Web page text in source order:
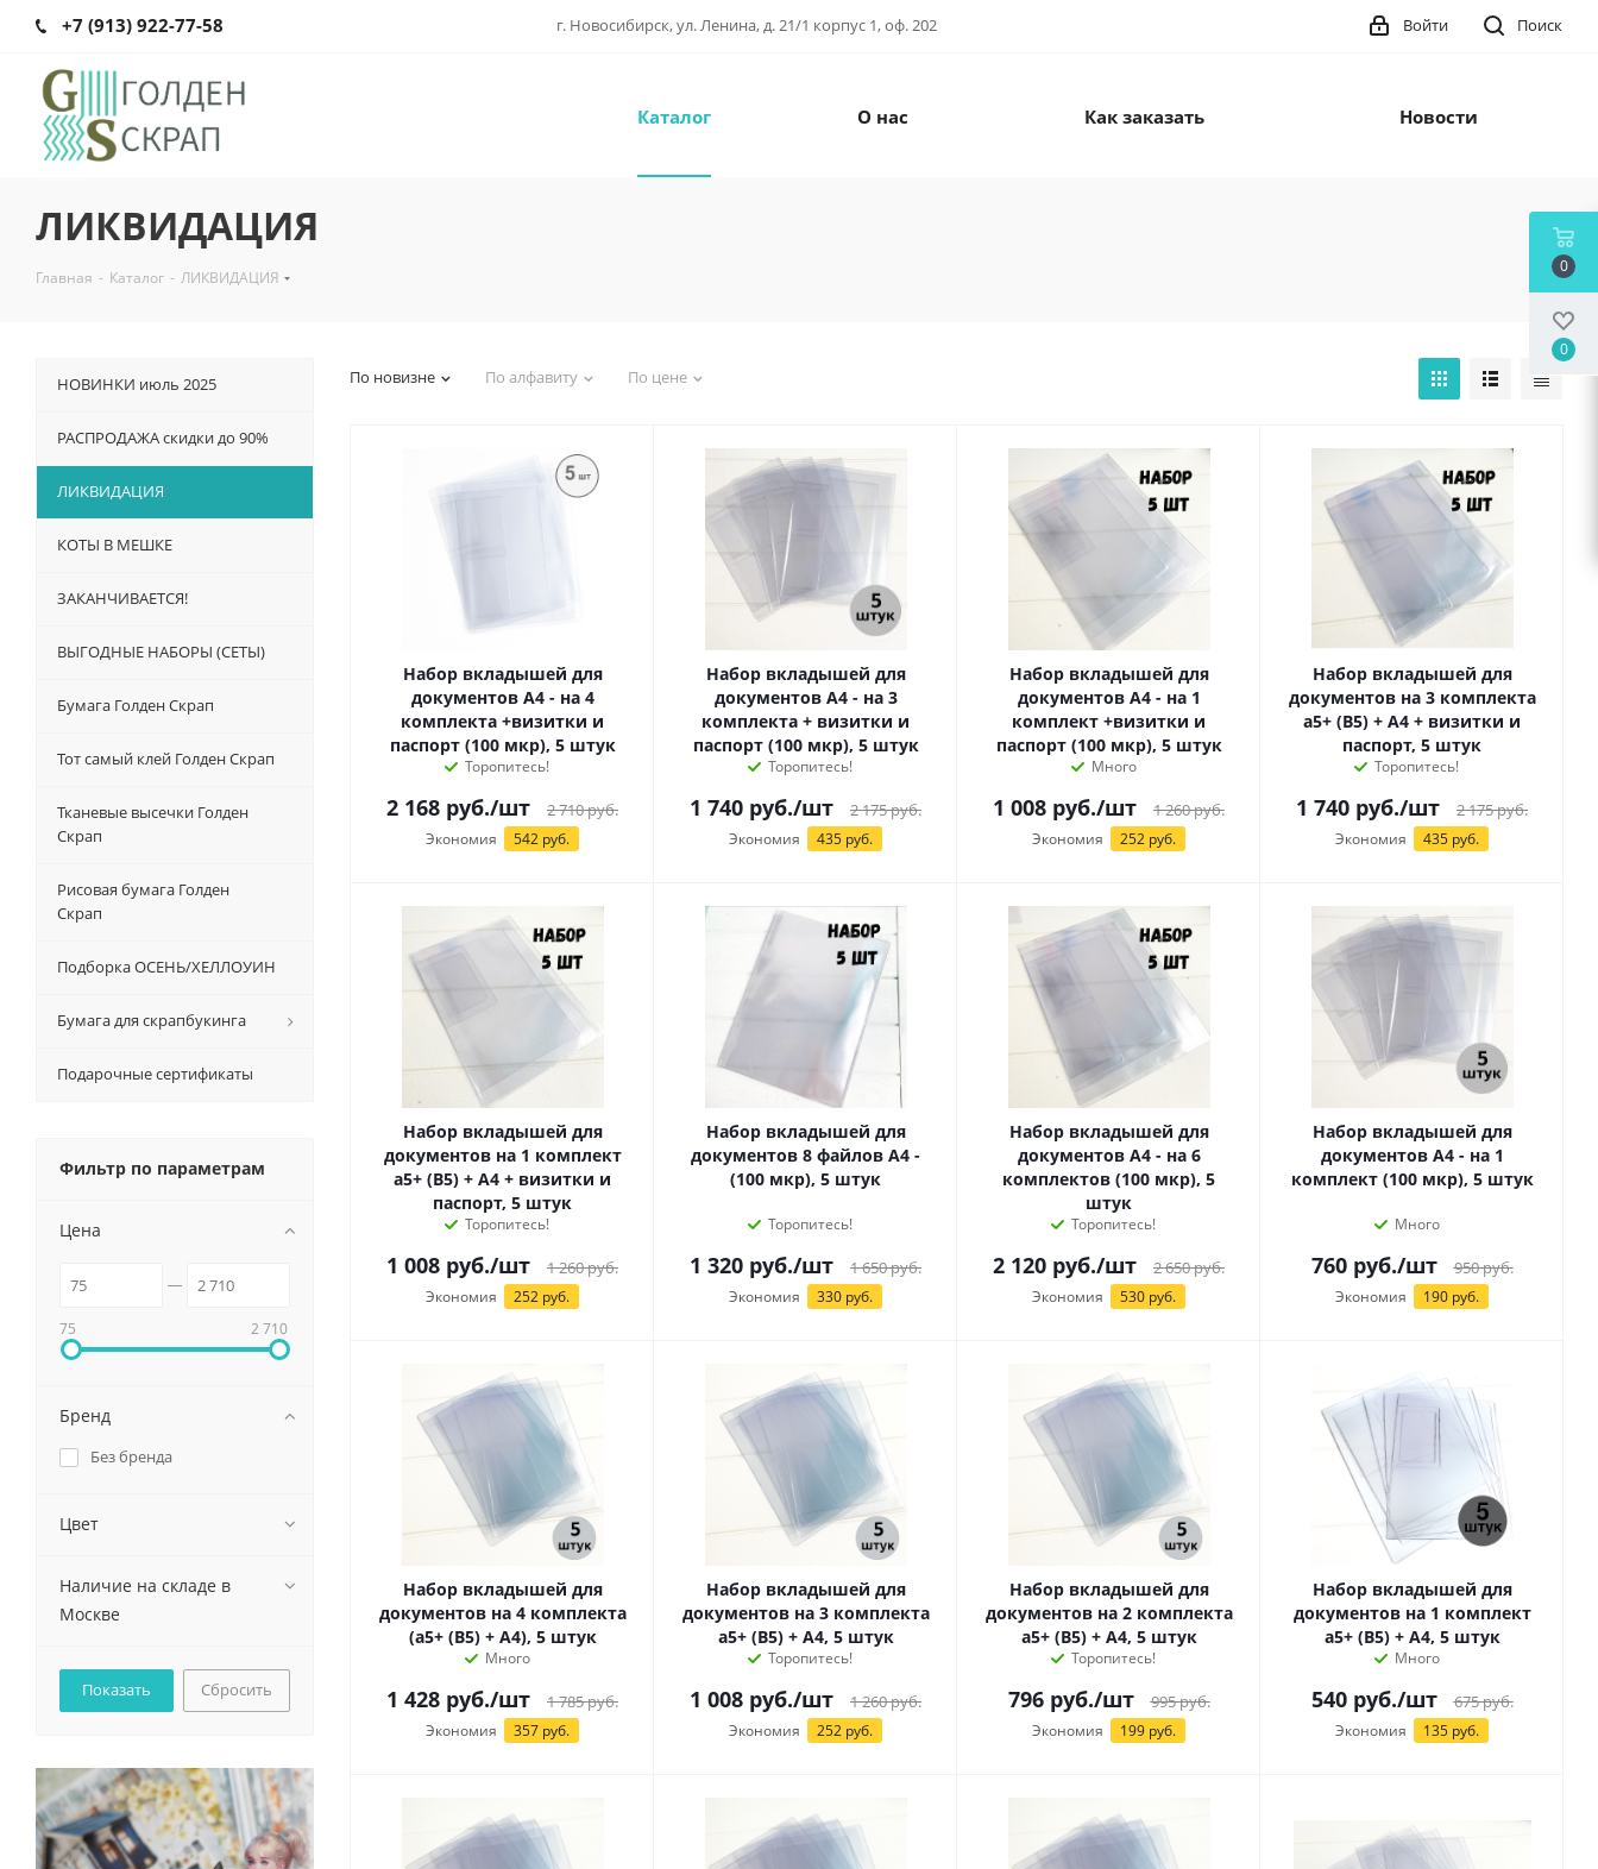
+7 (913) 922-77-58 г. Новосибирск, ул. Ленина, д. 21/1 корпус 1, оф. 202 Поиск
Войти
Каталог О нас Как заказать Новости
ЛИКВИДАЦИЯ
Главная - Каталог - ЛИКВИДАЦИЯ
По новизне По алфавиту По цене
Набор вкладышей для
документов А4 - на 4
комплекта +визитки и
паспорт (100 мкр), 5 штук
Торопитесь!
2 168 руб./шт 2 710руб.
Экономия 542 руб.
Набор вкладышей для
документов А4 - на 3
комплекта + визитки и
паспорт (100 мкр), 5 штук
Торопитесь!
1 740 руб./шт 2 175руб.
Экономия 435 руб.
Набор вкладышей для
документов А4 - на 1
комплект +визитки и
паспорт (100 мкр), 5 штук
Много
1 008 руб./шт 1 260руб.
Экономия 252 руб.
Набор вкладышей для
документов на 3 комплекта
а5+ (B5) + А4 + визитки и
паспорт, 5 штук
Торопитесь!
1 740 руб./шт 2 175руб.
Экономия 435 руб.
Набор вкладышей для
документов на 1 комплект
а5+ (B5) + А4 + визитки и
паспорт, 5 штук
Торопитесь!
1 008 руб./шт 1 260руб.
Экономия 252 руб.
Набор вкладышей для
документов 8 файлов А4 -
(100 мкр), 5 штук
Торопитесь!
1 320 руб./шт 1 650руб.
Экономия 330 руб.
Набор вкладышей для
документов А4 - на 6
комплектов (100 мкр), 5
штук
Торопитесь!
2 120 руб./шт 2 650руб.
Экономия 530 руб.
Набор вкладышей для
документов А4 - на 1
комплект (100 мкр), 5 штук
Много
760руб./шт 950руб.
Экономия 190 руб.
Набор вкладышей для
документов на 4 комплекта
(а5+ (B5) + А4), 5 штук
Много
1 428 руб./шт 1 785руб.
Экономия 357 руб.
Набор вкладышей для
документов на 3 комплекта
а5+ (B5) + А4, 5 штук
Торопитесь!
1 008 руб./шт 1 260руб.
Экономия 252 руб.
Набор вкладышей для
документов на 2 комплекта
а5+ (B5) + А4, 5 штук
Торопитесь!
796руб./шт 995руб.
Экономия 199 руб.
Набор вкладышей для
документов на 1 комплект
а5+ (B5) + А4, 5 штук
Много
540руб./шт 675руб.
Экономия 135 руб.
НОВИНКИ июль 2025
РАСПРОДАЖА скидки до 90%
ЛИКВИДАЦИЯ
КОТЫ В МЕШКЕ
ЗАКАНЧИВАЕТСЯ!
ВЫГОДНЫЕ НАБОРЫ (СЕТЫ)
Бумага Голден Скрап
Тот самый клей Голден Скрап
Тканевые высечки Голден
Скрап
Рисовая бумага Голден
Скрап
Подборка ОСЕНЬ/ХЕЛЛОУИН
Бумага для скрапбукинга
Подарочные сертификаты
Фильтр по параметрам
Цена
75 2 710
Бренд
Без бренда
Цвет
Наличие на складе в
Москве
Сбросить
0
0